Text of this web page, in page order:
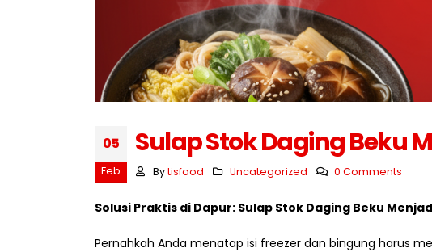
05
Feb
Sulap Stok Daging Beku
By tisfood Uncategorized 0 Comments
Solusi Praktis di Dapur: Sulap Stok Daging Beku
Pernahkah Anda menatap isi freezer dan bingung harus
Strategi Membeli Bahan
Baku dalam Jumlah Besar
Juli 10, 2026
Supplier Tetap?
Juli 9, 2026
Profesional
Juli 8, 2026
Cara
Baku
Berkualitas
Juli 7, 2026
Standar
Juli 6, 2026
Cara
Juli 5, 2026